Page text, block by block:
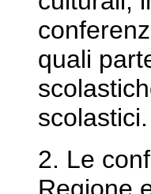
quali
scolastici.
2. Le